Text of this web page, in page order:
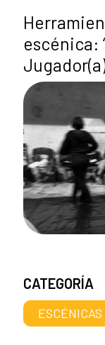
escénica:
CATEGORÍA
ESCÉNICAS